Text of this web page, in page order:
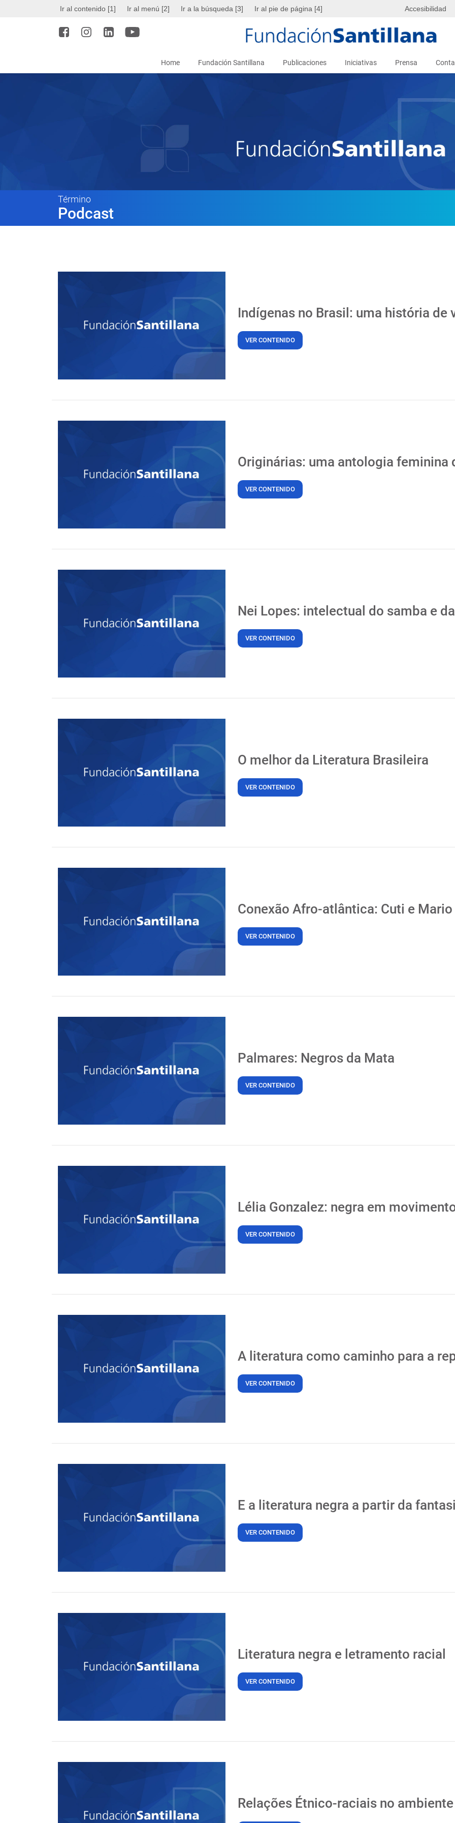
Ir al contenido [1] Ir al menú [2] Ir a la búsqueda [3] Ir al pie de página [4] Accesibilidad
Home Fundación Santillana Publicaciones Iniciativas Prensa
Término
Podcast
Indígenas no Brasil: uma história
VER CONTENIDO
Originárias: uma antologia feminina
VER CONTENIDO
Nei Lopes: intelectual do samba e
VER CONTENIDO
O melhor da Literatura Brasileira
VER CONTENIDO
Conexão Afro-atlântica: Cuti e
VER CONTENIDO
Palmares: Negros da Mata
VER CONTENIDO
Lélia Gonzalez: negra em
VER CONTENIDO
A literatura como caminho para a
VER CONTENIDO
E a literatura negra a partir da
VER CONTENIDO
Literatura negra e letramento racial
VER CONTENIDO
Relações Étnico-raciais no